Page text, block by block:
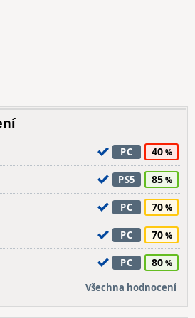
PC 40
PS5 85
PC 70
PC 70
PC 80
Všechna hodnocení